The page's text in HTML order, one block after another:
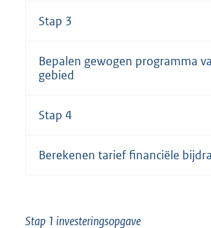
Stap 3
Bepalen gewogen programma
gebied
Stap 4
Berekenen tarief financiële
Stap 1 investeringsopgave